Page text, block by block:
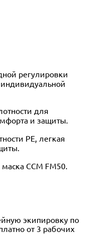
регулировки
для
и защиты.
PE, легкая
CCM FM50.
экипировку по
от 3 рабочих